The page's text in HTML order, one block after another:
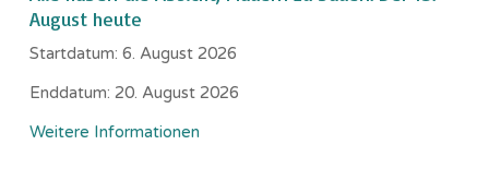
August heute
Startdatum: 6. August 2026
Enddatum: 20. August 2026
Weitere Informationen